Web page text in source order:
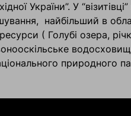
України”. У
найбільший в
( Голубі озера,
природного